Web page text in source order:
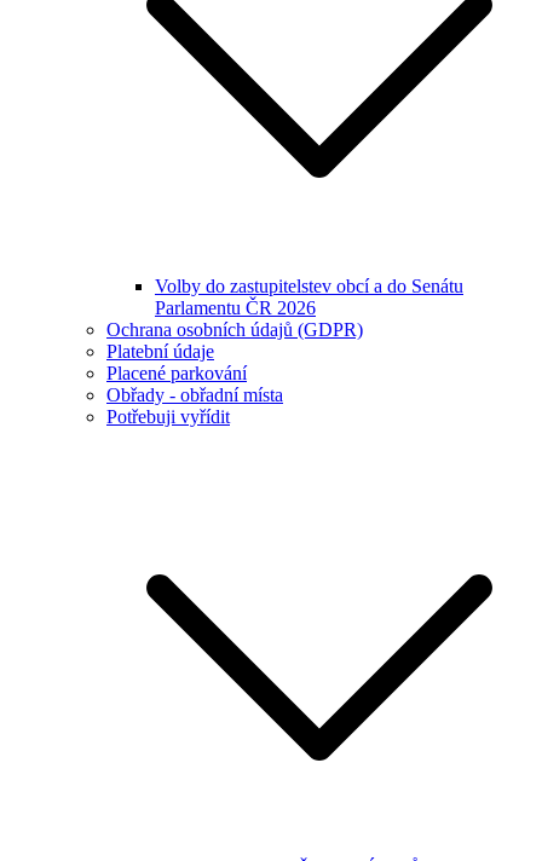
Volby do zastupitelstev obcí a do Senátu
Parlamentu ČR 2026
Ochrana osobních údajů (GDPR)
Platební údaje
Placené parkování
Obřady - obřadní místa
Potřebuji vyřídit